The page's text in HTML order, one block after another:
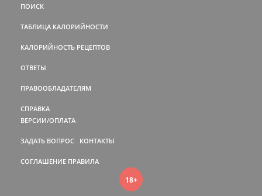
ПОИСК
ТАБЛИЦА КАЛОРИЙНОСТИ
КАЛОРИЙНОСТЬ РЕЦЕПТОВ
ОТВЕТЫ
ПРАВООБЛАДАТЕЛЯМ
СПРАВКА
ВЕРСИИ/ОПЛАТА
ЗАДАТЬ ВОПРОС КОНТАКТЫ
СОГЛАШЕНИЕ ПРАВИЛА
18+